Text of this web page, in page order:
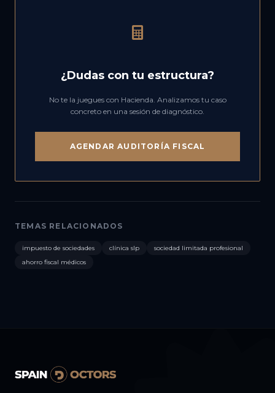
¿Dudas con tu estructura?
No te la juegues con Hacienda. Analizamos tu caso
concreto en una sesión de diagnóstico.
AGENDAR AUDITORÍA FISCAL
TEMAS RELACIONADOS
impuesto de sociedades clínica slp
sociedad limitada profesional
ahorro fiscal médicos